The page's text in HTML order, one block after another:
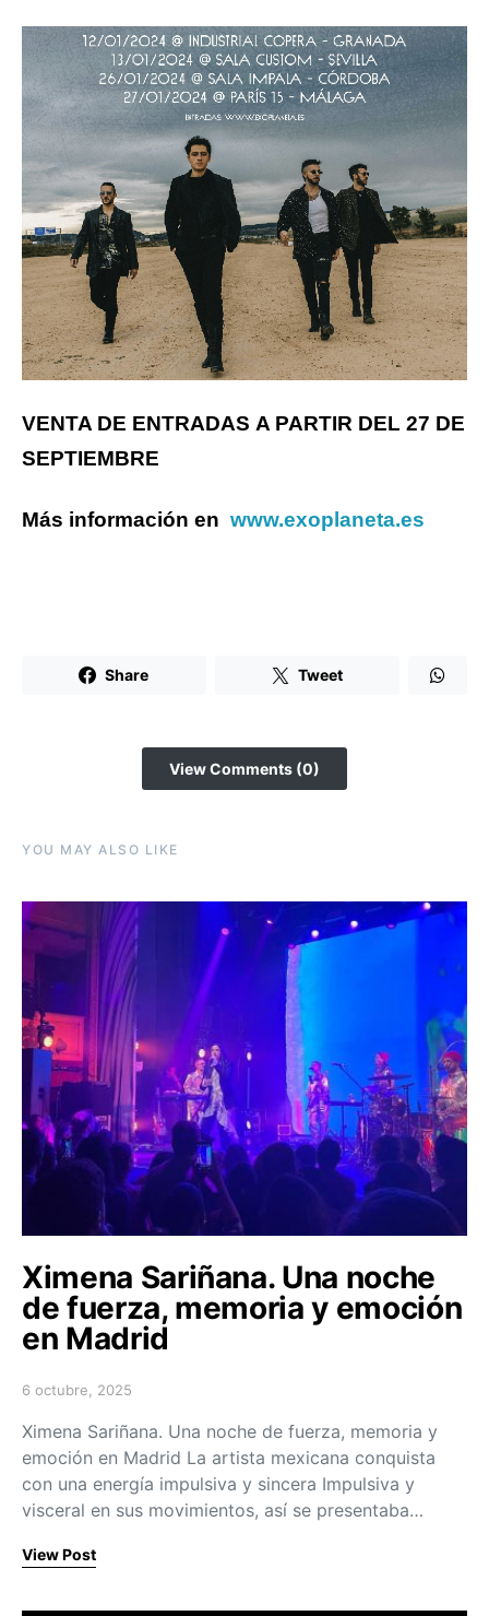
VENTA DE ENTRADAS A PARTIR DEL 27 DE
SEPTIEMBRE
Más información en www.exoplaneta.es
Share Tweet
View Comments (0)
YOU MAY ALSO LIKE
Ximena Sariñana. Una noche
de fuerza, memoria y emoción
en Madrid
Posted on
6 octubre, 2025
Ximena Sariñana. Una noche de fuerza, memoria y
emoción en Madrid La artista mexicana conquista
con una energía impulsiva y sincera Impulsiva y
visceral en sus movimientos, así se presentaba…
View Post